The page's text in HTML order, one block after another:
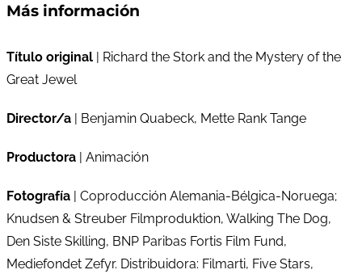
Más información
Título original | Richard the Stork and the Mystery of the
Great Jewel
Director/a | Benjamin Quabeck, Mette Rank Tange
Productora | Animación
Fotografía | Coproducción Alemania-Bélgica-Noruega;
Knudsen & Streuber Filmproduktion, Walking The Dog,
Den Siste Skilling, BNP Paribas Fortis Film Fund,
Mediefondet Zefyr. Distribuidora: Filmarti, Five Stars,